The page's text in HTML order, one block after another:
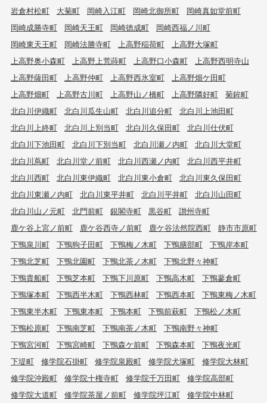
岩倉村松町
大菊町 岡崎入江町 岡崎北御所町
岡崎真如堂前町
岡崎成勝寺町
岡崎天王町 岡崎徳成町
岡崎西福ノ川町
岡崎東天王町
岡崎法勝寺町 上高野稲荷町
上高野大塚町
上高野奥小森町
上高野上荒蒔町 上高野口小森町
上高野西明寺山
上高野薩田町
上高野仲町 上高野西氷室町
上高野畑ケ田町
上高野畑町
上高野古川町 上高野山ノ橋町 上高野隣好町
菊鉾町
北白川伊織町
北白川瓜生山町 北白川追分町
北白川上池田町
北白川上終町
北白川上別当町 北白川久保田町
北白川仕伏町
北白川下池田町
北白川下別当町 北白川瀬ノ内町
北白川大堂町
北白川蔦町
北白川堂ノ前町 北白川西瀬ノ内町
北白川西平井町
北白川西町
北白川東伊織町 北白川東小倉町
北白川東久保田町
北白川東瀬ノ内町
北白川東平井町 北白川平井町
北白川山田町
北白川山ノ元町
北門前町 銀閣寺町 黒谷町
讃州寺町
鹿ケ谷上宮ノ前町
鹿ケ谷西寺ノ前町 鹿ケ谷法然院西町
静市市原町
下鴨泉川町
下鴨狗子田町 下鴨梅ノ木町 下鴨膳部町
下鴨岸本町
下鴨北芝町
下鴨北園町 下鴨北茶ノ木町
下鴨北野々神町
下鴨貴船町
下鴨芝本町 下鴨下川原町 下鴨高木町
下鴨蓼倉町
下鴨塚本町
下鴨西半木町 下鴨西林町 下鴨西本町
下鴨東梅ノ木町
下鴨東半木町
下鴨東本町 下鴨本町 下鴨前萩町
下鴨松ノ木町
下鴨松原町
下鴨南芝町 下鴨南茶ノ木町
下鴨南野々神町
下鴨宮河町
下鴨宮崎町 下鴨森ケ前町 下鴨森本町
下鴨夜光町
下堤町
修学院石掛町 修学院泉殿町 修学院犬塚町
修学院大林町
修学院沖殿町
修学院十権寺町 修学院千万田町
修学院高部町
修学院大道町
修学院茶屋ノ前町 修学院坪江町 修学院中林町